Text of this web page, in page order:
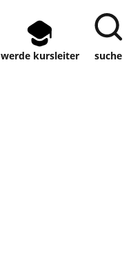
werde kursleiter suche